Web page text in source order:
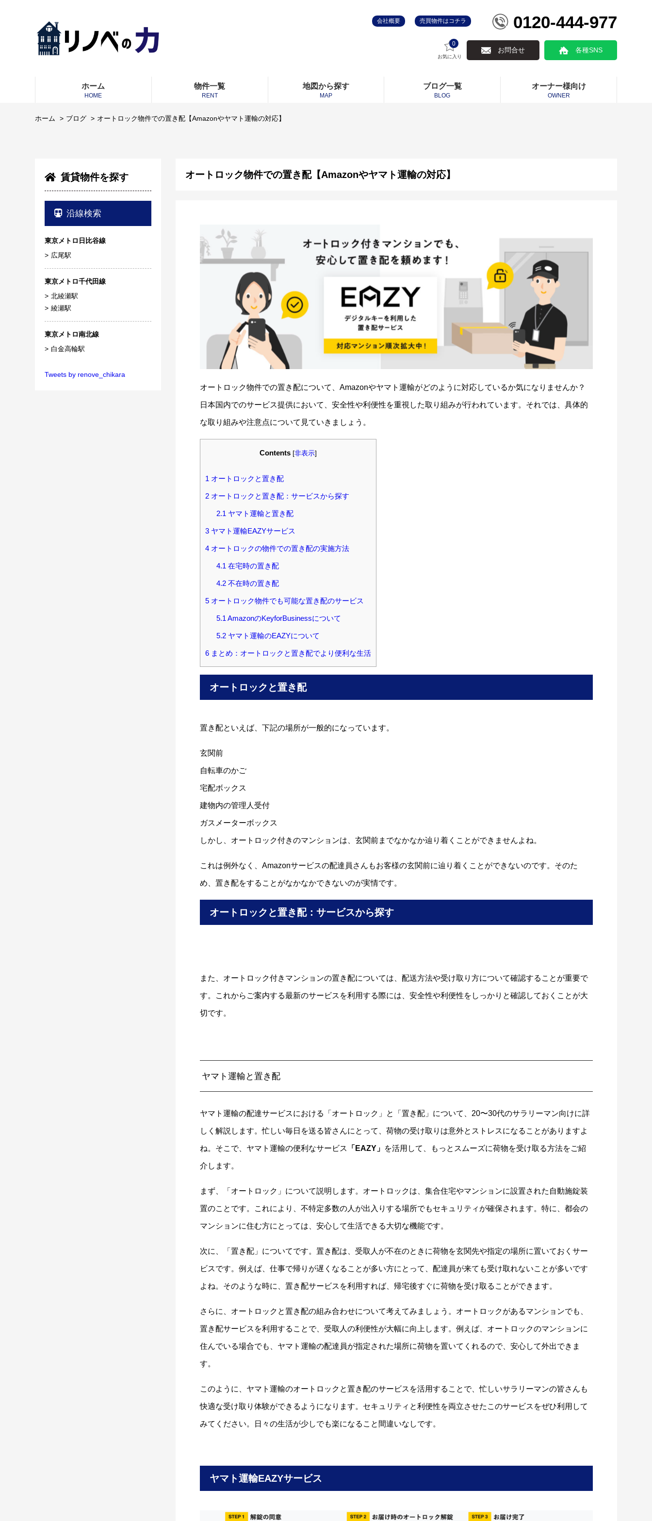
会社概要 売買物件はコチラ 0120-444-977
0
お気に入り
お問合せ 各種SNS
ホーム
HOME
物件一覧
RENT
地図から探す
MAP
ブログ一覧
BLOG
オーナー様向け
OWNER
ホーム ブログ オートロック物件での置き配【Amazonやヤマト運輸の対応】
賃貸物件を探す
沿線検索
東京メトロ日比谷線
広尾駅
東京メトロ千代田線
北綾瀬駅
綾瀬駅
東京メトロ南北線
白金高輪駅
Tweets by renove_chikara
オートロック物件での置き配【Amazonやヤマト運輸の対応】
オートロック物件での置き配について、Amazonやヤマト運輸がどのように対応しているか気になりませんか？
日本国内でのサービス提供において、安全性や利便性を重視した取り組みが行われています。それでは、具体的
な取り組みや注意点について見ていきましょう。
Contents [非表示]
1 オートロックと置き配
2 オートロックと置き配：サービスから探す
2.1 ヤマト運輸と置き配
3 ヤマト運輸EAZYサービス
4 オートロックの物件での置き配の実施方法
4.1 在宅時の置き配
4.2不在時の置き配
5 オートロック物件でも可能な置き配のサービス
5.1 AmazonのKeyforBusinessについて
5.2ヤマト運輸のEAZYについて
6 まとめ：オートロックと置き配でより便利な生活
オートロックと置き配
置き配といえば、下記の場所が一般的になっています。
玄関前
自転車のかご
宅配ボックス
建物内の管理人受付
ガスメーターボックス
しかし、オートロック付きのマンションは、玄関前までなかなか辿り着くことができませんよね。
これは例外なく、Amazonサービスの配達員さんもお客様の玄関前に辿り着くことができないのです。そのた
め、置き配をすることがなかなかできないのが実情です。
オートロックと置き配：サービスから探す
また、オートロック付きマンションの置き配については、配送方法や受け取り方について確認することが重要で
す。これからご案内する最新のサービスを利用する際には、安全性や利便性をしっかりと確認しておくことが大
切です。
ヤマト運輸と置き配
ヤマト運輸の配達サービスにおける「オートロック」と「置き配」について、20〜30代のサラリーマン向けに詳
しく解説します。忙しい毎日を送る皆さんにとって、荷物の受け取りは意外とストレスになることがありますよ
ね。そこで、ヤマト運輸の便利なサービス 「EAZY」 を活用して、もっとスムーズに荷物を受け取る方法をご紹
介します。
まず、「オートロック」について説明します。オートロックは、集合住宅やマンションに設置された自動施錠装
置のことです。これにより、不特定多数の人が出入りする場所でもセキュリティが確保されます。特に、都会の
マンションに住む方にとっては、安心して生活できる大切な機能です。
次に、「置き配」についてです。置き配は、受取人が不在のときに荷物を玄関先や指定の場所に置いておくサー
ビスです。例えば、仕事で帰りが遅くなることが多い方にとって、配達員が来ても受け取れないことが多いです
よね。そのような時に、置き配サービスを利用すれば、帰宅後すぐに荷物を受け取ることができます。
さらに、オートロックと置き配の組み合わせについて考えてみましょう。オートロックがあるマンションでも、
置き配サービスを利用することで、受取人の利便性が大幅に向上します。例えば、オートロックのマンションに
住んでいる場合でも、ヤマト運輸の配達員が指定された場所に荷物を置いてくれるので、安心して外出できま
す。
このように、ヤマト運輸のオートロックと置き配のサービスを活用することで、忙しいサラリーマンの皆さんも
快適な受け取り体験ができるようになります。セキュリティと利便性を両立させたこのサービスをぜひ利用して
みてください。日々の生活が少しでも楽になること間違いなしです。
ヤマト運輸EAZYサービス